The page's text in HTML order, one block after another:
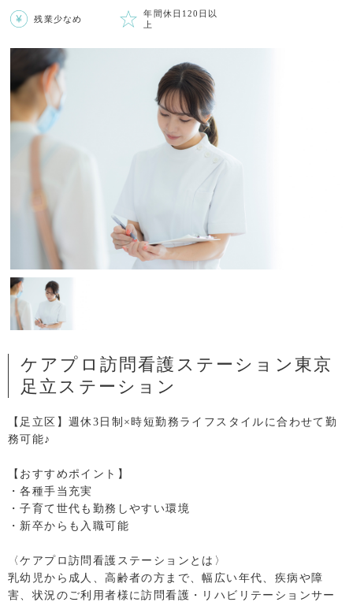
残業少なめ
年間休日120日以
上
ケアプロ訪問看護ステーション東京
足立ステーション
【足立区】週休3日制×時短勤務ライフスタイルに合わせて勤
務可能♪
【おすすめポイント】
・各種手当充実
・子育て世代も勤務しやすい環境
・新卒からも入職可能
〈ケアプロ訪問看護ステーションとは〉
乳幼児から成人、高齢者の方まで、幅広い年代、疾病や障
害、状況のご利用者様に訪問看護・リハビリテーションサー